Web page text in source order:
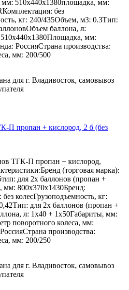
мм: 510х440х1380площадка, мм:
без
кг: 240/435Объем, м3: 0.3Тип:
баллона, л:
мм:
РоссияСтрана производства:
мм: 200/500
для г. Владивосток, самовывоз
П пропан + кислород, 2 б (без
ТГК-П пропан + кислород,
(торговая марка):
для 2х баллонов (пропан +
мм: 800х370х1430Бренд:
колесГрузоподъемность, кг:
для 2х баллонов (пропан +
л: 1х40 + 1х50Габариты, мм:
поворотного колеса, мм:
производства:
мм: 200/250
для г. Владивосток, самовывоз